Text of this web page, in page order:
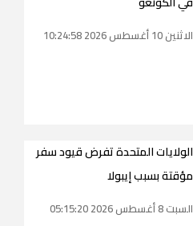
الاثنين 10 أغسطس 2026 10:24:58
الولايات المتحدة تفرض قيود سفر
مؤقتة بسبب إيبولا
السبت 8 أغسطس 2026 05:15:20